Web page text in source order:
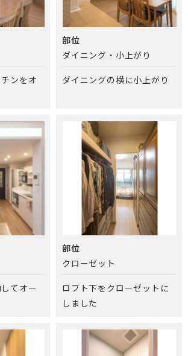
ンをオ
部位
ダイニング・小上がり
ダイニングの横に小上がり
てオー
部位
クローゼット
ロフト下をクローゼットに
しました